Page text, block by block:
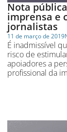
Nota
imprensa e
jornalistas
11 de março de 2019
É inadmissível
risco de
apoiadores a
profissional da